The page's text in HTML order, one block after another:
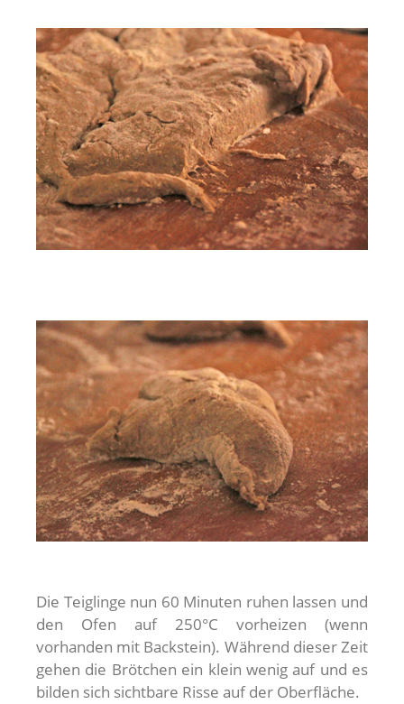
Die Teiglinge nun 60 Minuten ruhen lassen und
den Ofen auf 250°C vorheizen (wenn
vorhanden mit Backstein). Während dieser Zeit
gehen die Brötchen ein klein wenig auf und es
bilden sich sichtbare Risse auf der Oberfläche.